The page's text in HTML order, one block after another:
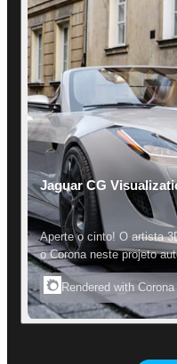
Jaguar CG
Aperte o cinto! O artista
o Corona neste projeto
Rendered with Corona